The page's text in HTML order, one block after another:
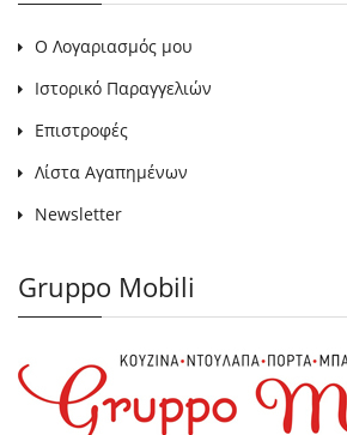
Ο Λογαριασμός μου
Ιστορικό Παραγγελιών
Επιστροφές
Λίστα Αγαπημένων
Newsletter
Gruppo Mobili